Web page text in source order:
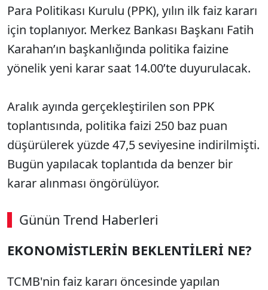
Para Politikası Kurulu (PPK), yılın ilk faiz kararı
için toplanıyor. Merkez Bankası Başkanı Fatih
Karahan’ın başkanlığında politika faizine
yönelik yeni karar saat 14.00’te duyurulacak.
Aralık ayında gerçekleştirilen son PPK
toplantısında, politika faizi 250 baz puan
düşürülerek yüzde 47,5 seviyesine indirilmişti.
Bugün yapılacak toplantıda da benzer bir
karar alınması öngörülüyor.
Günün Trend Haberleri
EKONOMİSTLERİN BEKLENTİLERİ NE?
TCMB'nin faiz kararı öncesinde yapılan